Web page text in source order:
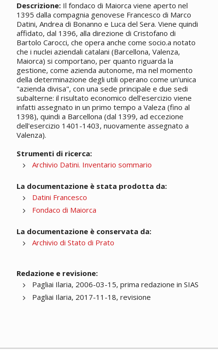
Descrizione:Il fondaco di Maiorca viene aperto nel
1395 dalla compagnia genovese Francesco di Marco
Datini, Andrea di Bonanno e Luca del Sera. Viene quindi
affidato, dal 1396, alla direzione di Cristofano di
Bartolo Carocci, che opera anche come socio.a notato
che i nuclei aziendali catalani (Barcellona, Valenza,
Maiorca) si comportano, per quanto riguarda la
gestione, come azienda autonome, ma nel momento
della determinazione degli utili operano come un'unica
"azienda divisa", con una sede principale e due sedi
subalterne: il risultato economico dell'esercizio viene
infatti assegnato in un primo tempo a Valeza (fino al
1398), quindi a Barcellona (dal 1399, ad eccezione
dell'esercizio 1401-1403, nuovamente assegnato a
Valenza).
Strumenti di ricerca:
Archivio Datini. Inventario sommario
La documentazione è stata prodotta da:
Datini Francesco
Fondaco di Maiorca
La documentazione è conservata da:
Archivio di Stato di Prato
Redazione e revisione:
Pagliai Ilaria, 2006-03-15, prima redazione in SIAS
Pagliai Ilaria, 2017-11-18, revisione